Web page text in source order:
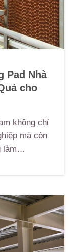
Pad Nhà
cho
không chỉ
mà còn
làm…